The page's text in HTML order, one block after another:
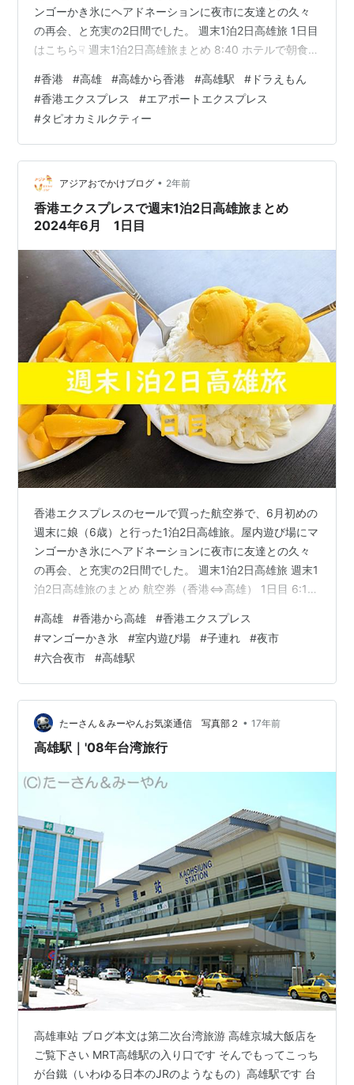
ンゴーかき氷にヘアドネーションに夜市に友達との久々
の再会、と充実の2日間でした。 週末1泊2日高雄旅 1日目
はこちら☟ 週末1泊2日高雄旅まとめ 8:40 ホテルで朝食
達と再会 11:40 Pennoni Pasta 派諾尼義大利麵 13:20 樺
達奶茶でタピオカミルクティーテイクアウト 14:05 高雄
国際空港到着 14:33 ゲート到着 14:45 香港エクスプレス
搭乗 15:00 離陸 高雄から香港へ 16:1…
#香港 #高雄 #高雄から香港 #高雄駅 # ドラえもん
#香港エクスプレス #エアポートエクスプレス
#タピオカミルクティー
アジアおでかけブログ • 2年前
香港エクスプレスで週末1泊2日高雄旅まとめ
2024年6月 1日目
香港エクスプレスのセールで買った航空券で、6月初めの
週末に娘（6歳）と行った1泊2日高雄旅。屋内遊び場にマ
ンゴーかき氷にヘアドネーションに夜市に友達との久々
の再会、と充実の2日間でした。 週末1泊2日高雄旅 週末1
泊2日高雄旅のまとめ 航空券（香港⇔高雄） 1日目 6:15
空港 9:30 高雄到着 10:10 空港を出発 10:25 SKM Park
Outlets到着 10:40 フードコートの丸亀製麺でランチ
11:10 大師兄銷魂麵舖でランチ 11:47 奧斯丁夢想樂園
Austin Land（室内遊び場） 15:20 高雄駅に…
#高雄 #香港から高雄 #香港エクスプレス
#マンゴーかき氷 #室内遊び場 #子連れ #夜市
#六合夜市 #高雄駅
たーさん＆みーやんお気楽通信 写真部２ • 17年前
高雄駅｜'08年台湾旅行
高雄車站 ブログ本文は第二次台湾旅游 高雄京城大飯店を
ご覧下さい MRT高雄駅の入り口です そんでもってこっち
が台鐵（いわゆる日本のJRのようなもの）高雄駅です 台